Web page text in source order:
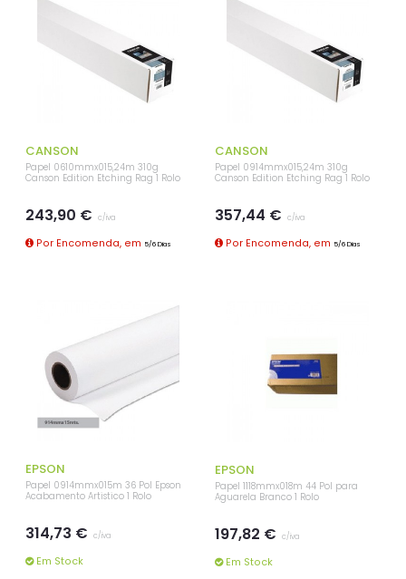
CANSON
Papel 0610mmx015,24m 310g
Canson Edition Etching Rag 1 Rolo
243,90 € c/iva
Por Encomenda, em 5/6 Dias
CANSON
Papel 0914mmx015,24m 310g
Canson Edition Etching Rag 1 Rolo
357,44 € c/iva
Por Encomenda, em 5/6 Dias
EPSON
Papel 0914mmx015m 36 Pol Epson
Acabamento Artistico 1 Rolo
314,73 € c/iva
Em Stock
EPSON
Papel 1118mmx018m 44 Pol para
Aguarela Branco 1 Rolo
197,82 € c/iva
Em Stock